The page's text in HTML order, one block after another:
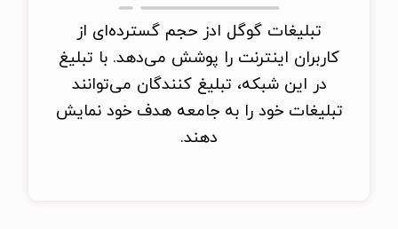
تبلیغات گوگل ادز حجم گسترده‌ای از
کاربران اینترنت را پوشش می‌دهد. با تبلیغ
در این شبکه، تبلیغ کنندگان می‌توانند
تبلیغات خود را به جامعه هدف خود نمایش
دهند.